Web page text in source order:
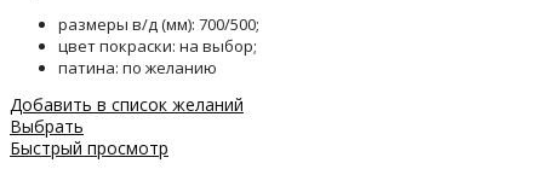
размеры в/д (мм): 700/500;
цвет покраски: на выбор;
патина: по желанию
Добавить в список желаний
Выбрать
Быстрый просмотр